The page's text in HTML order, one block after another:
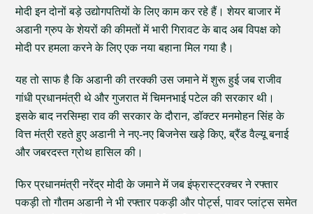
मोदी इन दोनों बड़े उद्योगपतियों के लिए काम कर रहे हैं। शेयर बाजार में
अडानी ग्रुप के शेयरों की कीमतों में भारी गिरावट के बाद अब विपक्ष को
मोदी पर हमला करने के लिए एक नया बहाना मिल गया है।
यह तो साफ है कि अडानी की तरक्की उस जमाने में शुरू हुई जब राजीव
गांधी प्रधानमंत्री थे और गुजरात में चिमनभाई पटेल की सरकार थी।
इसके बाद नरसिम्हा राव की सरकार के दौरान, डॉक्टर मनमोहन सिंह के
वित्त मंत्री रहते हुए अडानी ने नए-नए बिजनेस खड़े किए, ब्रैंड वैल्यू बनाई
और जबरदस्त ग्रोथ हासिल की।
फिर प्रधानमंत्री नरेंद्र मोदी के जमाने में जब इंफ्रास्ट्रक्चर ने रफ्तार
पकड़ी तो गौतम अडानी ने भी रफ्तार पकड़ी और पोर्ट्स, पावर प्लांट्स समेत